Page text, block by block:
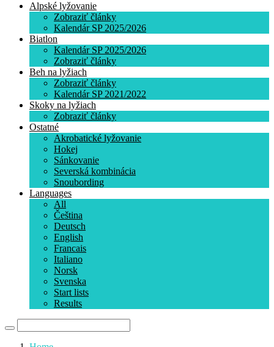
Alpské lyžovanie
Zobraziť články
Kalendár SP 2025/2026
Biatlon
Kalendár SP 2025/2026
Zobraziť články
Beh na lyžiach
Zobraziť články
Kalendár SP 2021/2022
Skoky na lyžiach
Zobraziť články
Ostatné
Akrobatické lyžovanie
Hokej
Sánkovanie
Severská kombinácia
Snoubording
Languages
All
Čeština
Deutsch
English
Francais
Italiano
Norsk
Svenska
Start lists
Results